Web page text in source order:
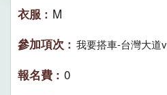
M
我要搭車-台灣大道v
0